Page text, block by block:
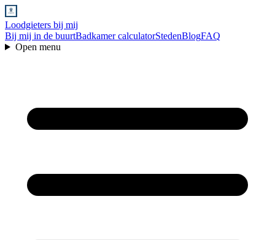
Loodgieters bij mij
Bij mij in de buurtBadkamer calculatorStedenBlogFAQ
Open menu